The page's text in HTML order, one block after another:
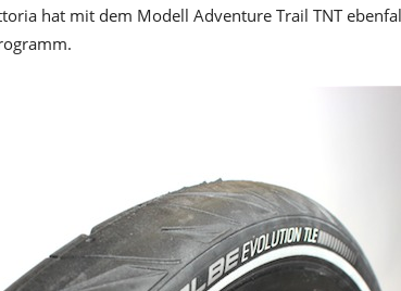
hat mit dem Modell Adventure Trail TNT